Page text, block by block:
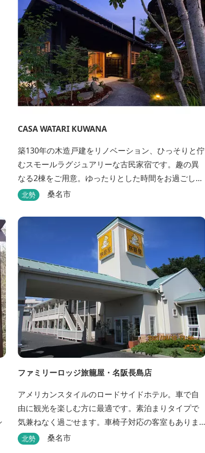
CASA WATARI KUWANA
築130年の木造戸建をリノベーション、ひっそりと佇
むスモールラグジュアリーな古民家宿です。趣の異
なる2棟をご用意。ゆったりとした時間をお過ごしく
ださい。
北勢 桑名市
ファミリーロッジ旅籠屋・名阪長島店
アメリカンスタイルのロードサイドホテル。車で自
由に観光を楽しむ方に最適です。素泊まりタイプで
気兼ねなく過ごせます。車椅子対応の客室もありま
す。
北勢 桑名市